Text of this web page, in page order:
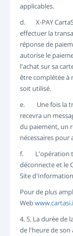
applicables.
d. X-PAY
effectuer la
réponse de
autorise le
l'achat sur sa
être complétée à
soit utilisé.
e. Une fois la
recevra un
du paiement, un
nécessaires pour
f. L'opération
déconnecte et le
Site
Pour de plus
Web
4. 5. La durée de
de l'heure de